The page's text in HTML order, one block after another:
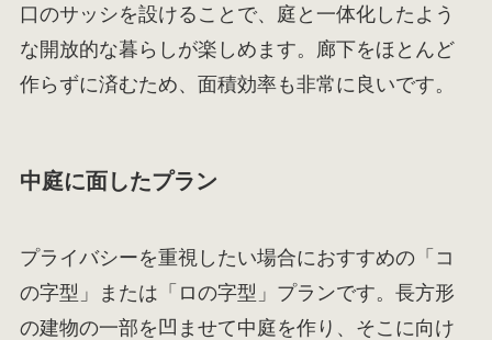
口のサッシを設けることで、庭と一体化したよう
な開放的な暮らしが楽しめます。廊下をほとんど
作らずに済むため、面積効率も非常に良いです。
中庭に面したプラン
プライバシーを重視したい場合におすすめの「コ
の字型」または「ロの字型」プランです。長方形
の建物の一部を凹ませて中庭を作り、そこに向け